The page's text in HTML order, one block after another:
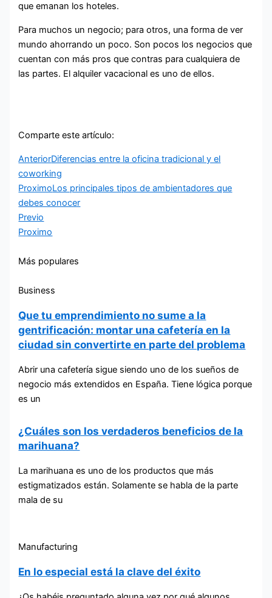
que emanan los hoteles.
Para muchos un negocio; para otros, una forma de ver
mundo ahorrando un poco. Son pocos los negocios que
cuentan con más pros que contras para cualquiera de
las partes. El alquiler vacacional es uno de ellos.
Comparte este artículo:
AnteriorDiferencias entre la oficina tradicional y el
coworking
ProximoLos principales tipos de ambientadores que
debes conocer
Previo
Proximo
Más populares
Business
Que tu emprendimiento no sume a la
gentrificación: montar una cafetería en la
ciudad sin convertirte en parte del problema
Abrir una cafetería sigue siendo uno de los sueños de
negocio más extendidos en España. Tiene lógica porque
es un
¿Cuáles son los verdaderos beneficios de la
marihuana?
La marihuana es uno de los productos que más
estigmatizados están. Solamente se habla de la parte
mala de su
Manufacturing
En lo especial está la clave del éxito